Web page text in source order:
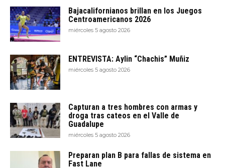
Bajacalifornianos brillan en los Juegos
Centroamericanos 2026
miércoles 5 agosto 2026
ENTREVISTA: Aylin “Chachis” Muñiz
miércoles 5 agosto 2026
Capturan a tres hombres con armas y
droga tras cateos en el Valle de
Guadalupe
miércoles 5 agosto 2026
Preparan plan B para fallas de sistema en
Fast Lane